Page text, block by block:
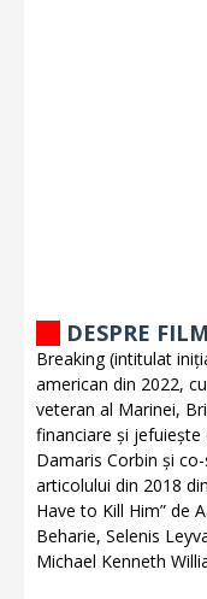
DESPRE
Breaking (intitulat
american din 2022,
veteran al Marinei,
financiare și jefuiește
Damaris Corbin și
articolului din 2018
Have to Kill Him” de
Beharie, Selenis
Michael Kenneth